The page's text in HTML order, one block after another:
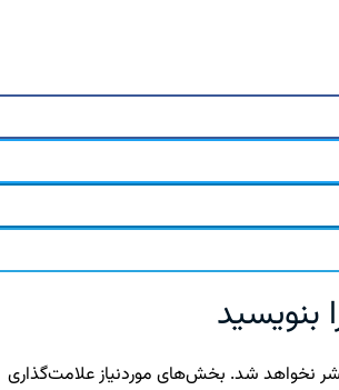
بنویسید
نخواهد شد.بخش‌های موردنیاز علامت‌گذاری